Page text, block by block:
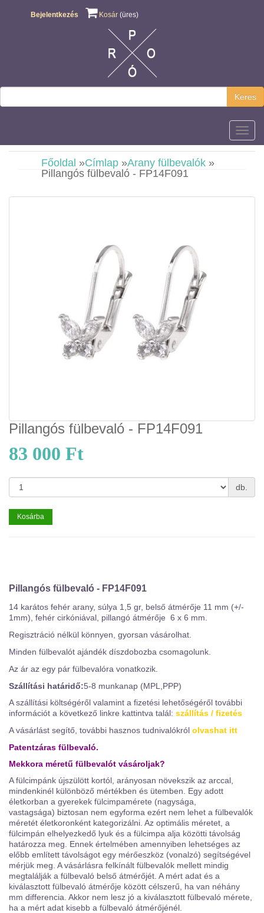
Bejelentkezés Kosár (üres)
Keres
Főoldal »Címlap »Arany fülbevalók »
Pillangós fülbevaló - FP14F091
Pillangós fülbevaló - FP14F091
83 000 Ft
db.
Kosárba
Pillangós fülbevaló - FP14F091
14 karátos fehér arany, súlya 1,5 gr, belső átmérője 11 mm (+/-
1mm), fehér cirkóniával, pillangó átmérője 6 x 6 mm.
Regisztráció nélkül könnyen, gyorsan vásárolhat.
Minden fülbevalót ajándék díszdobozba csomagolunk.
Az ár az egy pár fülbevalóra vonatkozik.
Szállítási határidő:5-8 munkanap (MPL,PPP)
A szállítási költségéről valamint a fizetési lehetőségéről további
információt a következő linkre kattintva talál: szállítás / fizetés
A vásárlást segítő, további hasznos tudnivalókról olvashat itt
Patentzáras fülbevaló.
Mekkora méretű fülbevalót vásároljak?
A fülcimpánk újszülött kortól, arányosan növekszik az arccal,
mindenkinél különböző mértékben és ütemben. Egy adott
életkorban a gyerekek fülcimpamérete (nagysága,
vastagsága) biztosan nem egyforma ezért nem lehet a fülbevalók
méretét életkoronként kategorizálni. Az optimális méretet, a
fülcimpán elhelyezkedő lyuk és a fülcimpa alja közötti távolság
határozza meg. Ennek értelmében amennyiben lehetséges az
előbb említett távolságot egy mérőeszköz (vonalzó) segítségével
mérjük meg. A vásárlásra felkínált fülbevalók mellett mindig
megtalálják a fülbevaló belső átmérőjét. A mért adat és a
kiválasztott fülbevaló átmérője között célszerű, ha van néhány
mm differencia. Akkor nem lesz jó a kiválasztott fülbevaló mérete,
ha a mért adat kisebb a fülbevaló átmérőjénél.